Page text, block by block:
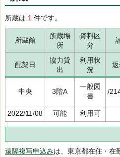
所蔵は 1 件です。
所蔵館
所蔵場
所
資料区
分
配架日
協力貸
出
利用状
況
中央 3階A
一般図
書
/
2022/11/08 可能 利用可
遠隔複写申込みは、東京都在住・在